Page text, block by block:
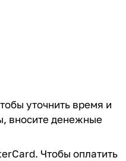
уточнить время и
вносите денежные
Чтобы оплатить